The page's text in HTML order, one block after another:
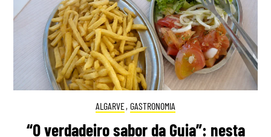
ALGARVE, GASTRONOMIA
“O verdadeiro sabor da Guia”: nesta